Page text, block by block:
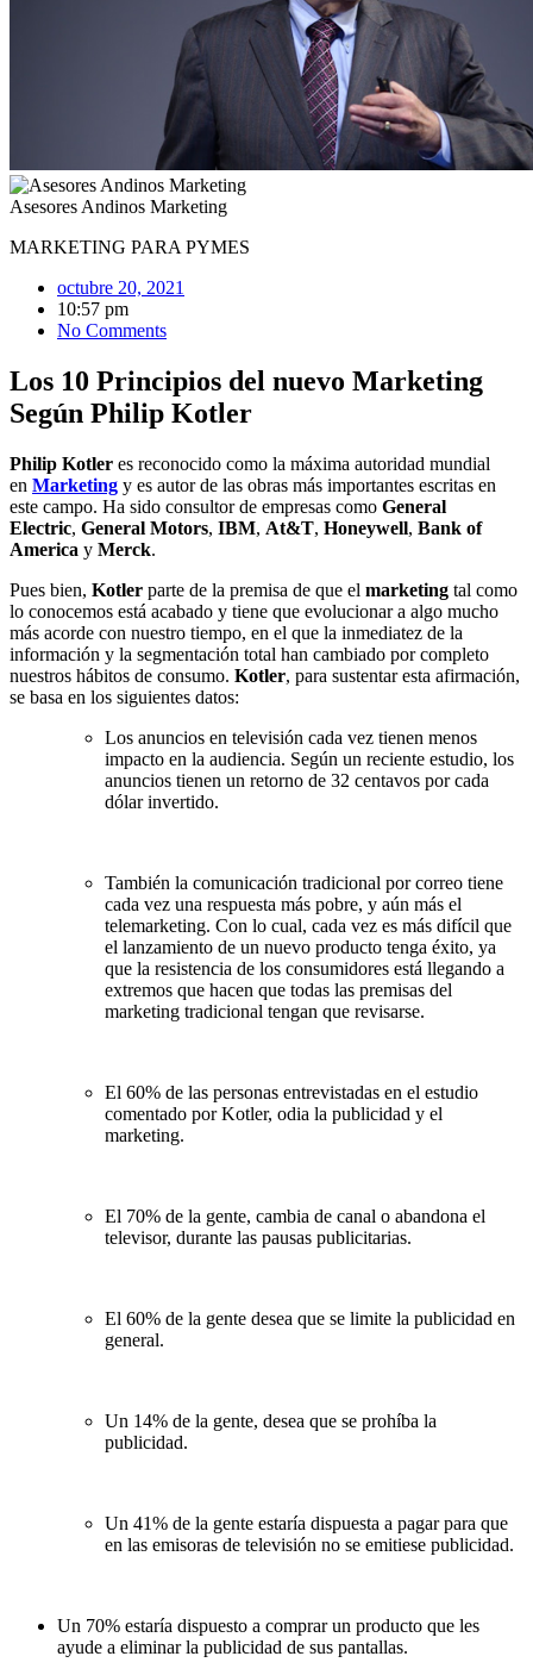
Asesores Andinos Marketing
MARKETING PARA PYMES
octubre 20, 2021
10:57 pm
No Comments
Los 10 Principios del nuevo Marketing
Según Philip Kotler
Philip Kotler es reconocido como la máxima autoridad mundial
en Marketing y es autor de las obras más importantes escritas en
este campo. Ha sido consultor de empresas como General
Electric, General Motors, IBM, At&T, Honeywell, Bank of
America y Merck.
Pues bien, Kotler parte de la premisa de que el marketing tal como
lo conocemos está acabado y tiene que evolucionar a algo mucho
más acorde con nuestro tiempo, en el que la inmediatez de la
información y la segmentación total han cambiado por completo
nuestros hábitos de consumo. Kotler, para sustentar esta afirmación,
se basa en los siguientes datos:
Los anuncios en televisión cada vez tienen menos
impacto en la audiencia. Según un reciente estudio, los
anuncios tienen un retorno de 32 centavos por cada
dólar invertido.
También la comunicación tradicional por correo tiene
cada vez una respuesta más pobre, y aún más el
telemarketing. Con lo cual, cada vez es más difícil que
el lanzamiento de un nuevo producto tenga éxito, ya
que la resistencia de los consumidores está llegando a
extremos que hacen que todas las premisas del
marketing tradicional tengan que revisarse.
El 60% de las personas entrevistadas en el estudio
comentado por Kotler, odia la publicidad y el
marketing.
El 70% de la gente, cambia de canal o abandona el
televisor, durante las pausas publicitarias.
El 60% de la gente desea que se limite la publicidad en
general.
Un 14% de la gente, desea que se prohíba la
publicidad.
Un 41% de la gente estaría dispuesta a pagar para que
en las emisoras de televisión no se emitiese publicidad.
Un 70% estaría dispuesto a comprar un producto que les
ayude a eliminar la publicidad de sus pantallas.